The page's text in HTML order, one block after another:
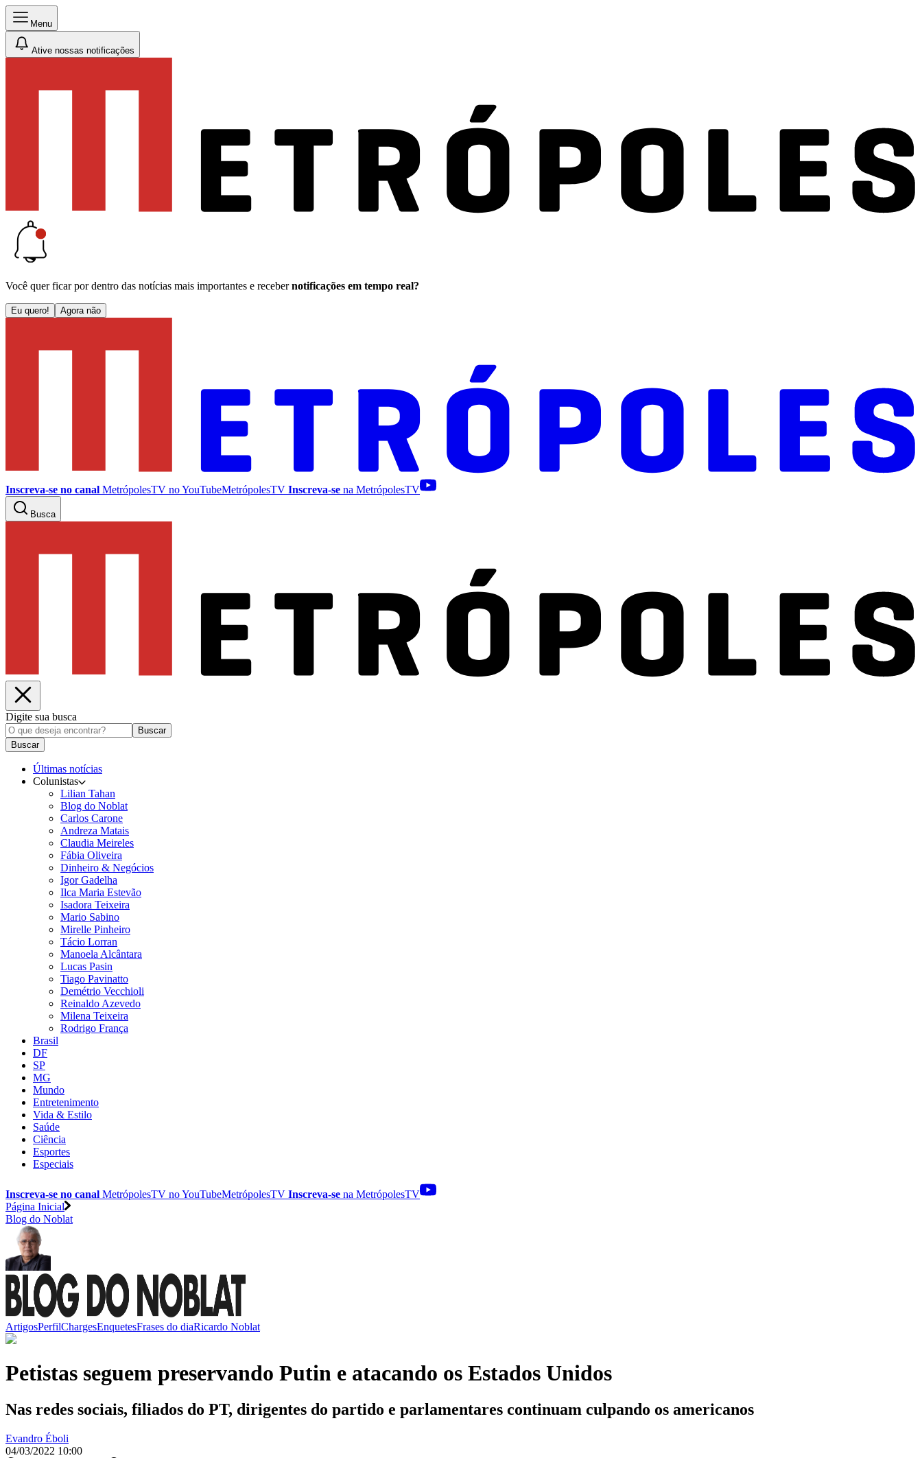
Menu
Ative nossas notificações
Você quer ficar por dentro das notícias mais importantes e receber notificações em tempo real?
Eu quero! Agora não
Inscreva-se no canal MetrópolesTV noYouTubeMetrópolesTV Inscreva-se na MetrópolesTV
Busca
Digite sua busca
Buscar
Buscar
Últimas notícias
Colunistas
Lilian Tahan
Blog do Noblat
Carlos Carone
Andreza Matais
Claudia Meireles
Fábia Oliveira
Dinheiro & Negócios
Igor Gadelha
Ilca Maria Estevão
Isadora Teixeira
Mario Sabino
Mirelle Pinheiro
Tácio Lorran
Manoela Alcântara
Lucas Pasin
Tiago Pavinatto
Demétrio Vecchioli
Reinaldo Azevedo
Milena Teixeira
Rodrigo França
Brasil
DF
SP
MG
Mundo
Entretenimento
Vida & Estilo
Saúde
Ciência
Esportes
Especiais
Inscreva-se no canal MetrópolesTV noYouTubeMetrópolesTV Inscreva-se na MetrópolesTV
Página Inicial
Blog do Noblat
ArtigosPerfilChargesEnquetesFrases do diaRicardo Noblat
Petistas seguem preservando Putin e atacando os Estados Unidos
Nas redes sociais, filiados do PT, dirigentes do partido e parlamentares continuam culpando os americanos
Evandro Éboli
04/03/2022 10:00